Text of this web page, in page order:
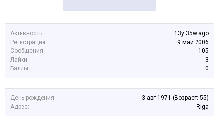
Активность:
13y 35w ago
Регистрация:
9 май 2006
Сообщения:
105
Лайки:
3
Баллы:
0
День рождения: 3 авг 1971 (Возраст: 55)
Адрес:
Riga